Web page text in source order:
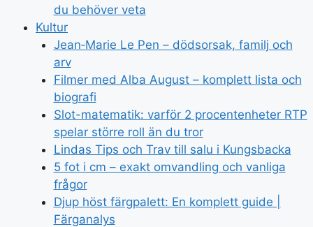
du behöver veta
Kultur
Jean‑Marie Le Pen – dödsorsak, familj och
arv
Filmer med Alba August – komplett lista och
biografi
Slot-matematik: varför 2 procentenheter RTP
spelar större roll än du tror
Lindas Tips och Trav till salu i Kungsbacka
5 fot i cm – exakt omvandling och vanliga
frågor
Djup höst färgpalett: En komplett guide |
Färganalys